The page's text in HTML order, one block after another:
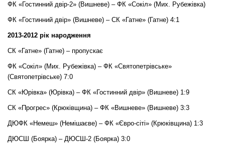
ФК «Гостинний двір-2» (Вишневе) – ФК «Сокіл» (Мих. Рубежівка)
ФК «Гостинний двір» (Вишневе) – СК «Гатне» (Гатне) 4:1
2013-2012 рік народження
СК «Гатне» (Гатне) – пропускає
ФК «Сокіл» (Мих. Рубежівка) – ФК «Святопетрівське»
(Святопетрівське) 7:0
СК «Юрівка» (Юрівка) – ФК «Гостинний двір» (Вишневе) 1:9
СК «Прогрес» (Крюківщина) – ФК «Вишневе» (Вишневе) 3:3
ДЮФК «Немеш» (Немішаєве) – ФК «Євро-сіті» (Крюківщина) 1:3
ДЮСШ (Боярка) – ДЮСШ-2 (Боярка) 3:0